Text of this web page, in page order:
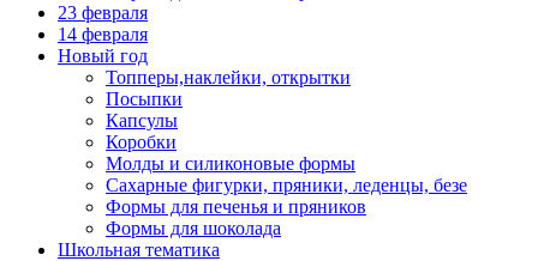
23 февраля
14 февраля
Новый год
Топперы,наклейки, открытки
Посыпки
Капсулы
Коробки
Молды и силиконовые формы
Сахарные фигурки, пряники, леденцы, безе
Формы для печенья и пряников
Формы для шоколада
Школьная тематика